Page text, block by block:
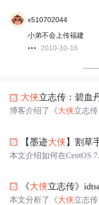
x510702044
小弟不会上传福建
2010-10-16
——
大侠立志传：碧血
博客介绍了《大侠立志
轨迹构建真实武林。
【墨迹大侠】割草手游
本文介绍如何在CentOS
学习。
《大侠立志传》
本文分析了《大侠立志